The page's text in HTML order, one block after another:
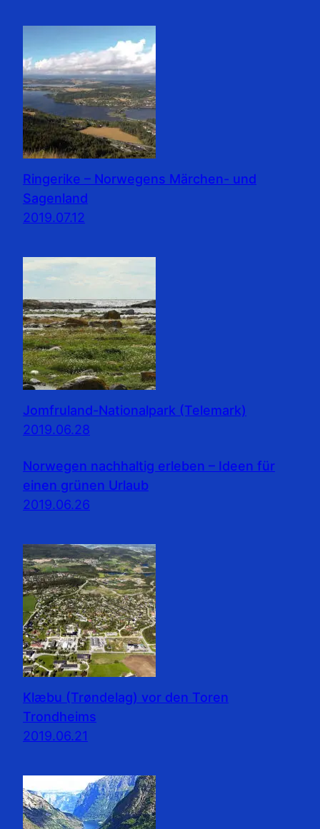
Ringerike – Norwegens Märchen- und
Sagenland
2019.07.12
Jomfruland-Nationalpark (Telemark)
2019.06.28
Norwegen nachhaltig erleben – Ideen für
einen grünen Urlaub
2019.06.26
Klæbu (Trøndelag) vor den Toren
Trondheims
2019.06.21